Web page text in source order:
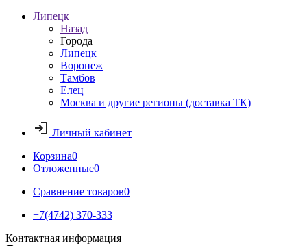
Липецк
Назад
Города
Липецк
Воронеж
Тамбов
Елец
Москва и другие регионы (доставка ТК)
Личный кабинет
Корзина0
Отложенные0
Сравнение товаров0
+7(4742) 370-333
Контактная информация